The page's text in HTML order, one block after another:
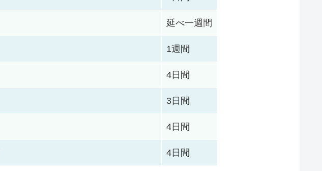
延べ一週間
1週間
4日間
3日間
4日間
4日間